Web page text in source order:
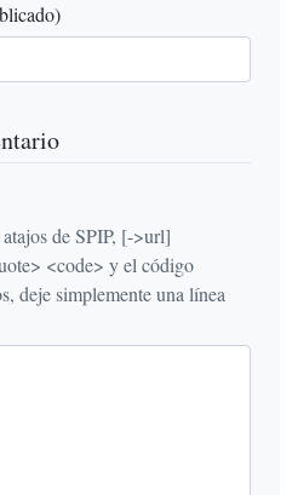
de SPIP, [->url]
y el código
deje simplemente una línea